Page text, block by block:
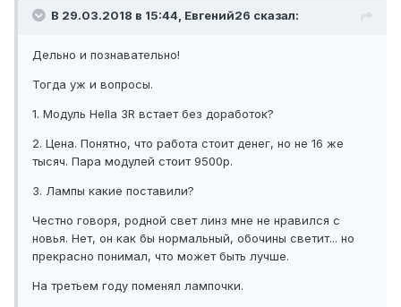
В 29.03.2018 в 15:44, Евгений26 сказал:
Дельно и познавательно!
Тогда уж и вопросы.
1. Модуль Hella 3R встает без доработок?
2. Цена. Понятно, что работа стоит денег, но не 16 же
тысяч. Пара модулей стоит 9500р.
3. Лампы какие поставили?
Честно говоря, родной свет линз мне не нравился с
новья. Нет, он как бы нормальный, обочины светит... но
прекрасно понимал, что может быть лучше.
На третьем году поменял лампочки.